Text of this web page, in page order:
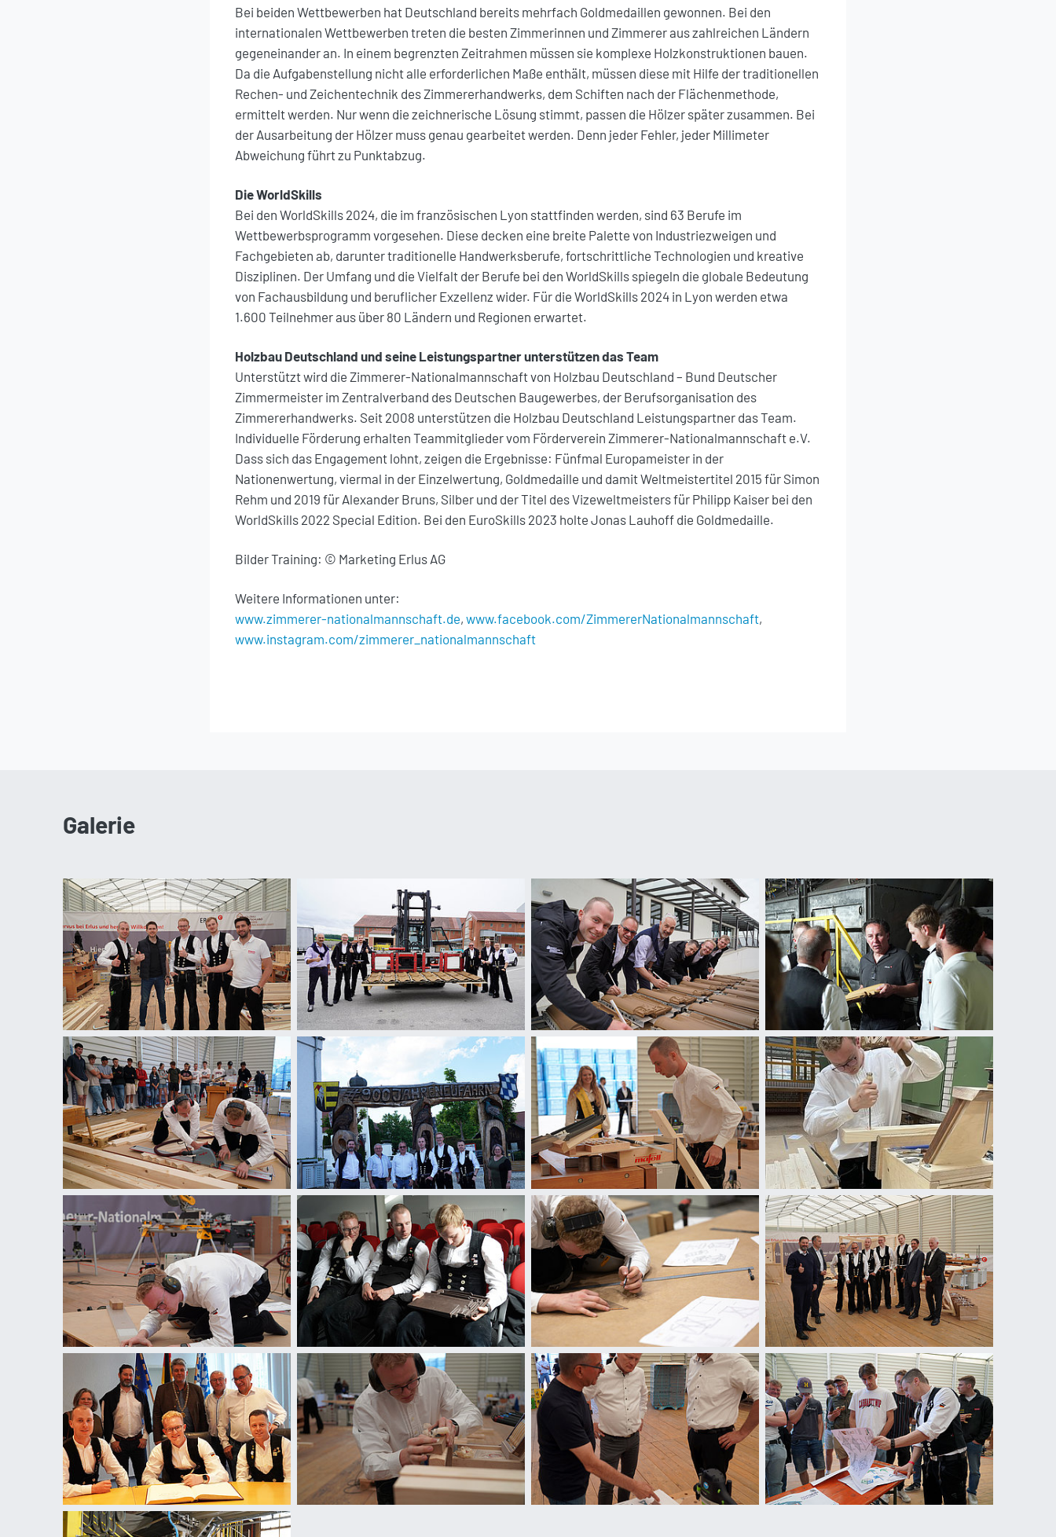
Bei beiden Wettbewerben hat Deutschland bereits mehrfach Goldmedaillen gewonnen. Bei den
internationalen Wettbewerben treten die besten Zimmerinnen und Zimmerer aus zahlreichen Ländern
gegeneinander an. In einem begrenzten Zeitrahmen müssen sie komplexe Holzkonstruktionen bauen.
Da die Aufgabenstellung nicht alle erforderlichen Maße enthält, müssen diese mit Hilfe der traditionellen
Rechen- und Zeichentechnik des Zimmererhandwerks, dem Schiften nach der Flächenmethode,
ermittelt werden. Nur wenn die zeichnerische Lösung stimmt, passen die Hölzer später zusammen. Bei
der Ausarbeitung der Hölzer muss genau gearbeitet werden. Denn jeder Fehler, jeder Millimeter
Abweichung führt zu Punktabzug.
Die WorldSkills
Bei den WorldSkills 2024, die im französischen Lyon stattfinden werden, sind 63 Berufe im
Wettbewerbsprogramm vorgesehen. Diese decken eine breite Palette von Industriezweigen und
Fachgebieten ab, darunter traditionelle Handwerksberufe, fortschrittliche Technologien und kreative
Disziplinen. Der Umfang und die Vielfalt der Berufe bei den WorldSkills spiegeln die globale Bedeutung
von Fachausbildung und beruflicher Exzellenz wider. Für die WorldSkills 2024 in Lyon werden etwa
1.600 Teilnehmer aus über 80 Ländern und Regionen erwartet.
Holzbau Deutschland und seine Leistungspartner unterstützen das Team
Unterstützt wird die Zimmerer-Nationalmannschaft von Holzbau Deutschland – Bund Deutscher
Zimmermeister im Zentralverband des Deutschen Baugewerbes, der Berufsorganisation des
Zimmererhandwerks. Seit 2008 unterstützen die Holzbau Deutschland Leistungspartner das Team.
Individuelle Förderung erhalten Teammitglieder vom Förderverein Zimmerer-Nationalmannschaft e.V.
Dass sich das Engagement lohnt, zeigen die Ergebnisse: Fünfmal Europameister in der
Nationenwertung, viermal in der Einzelwertung, Goldmedaille und damit Weltmeistertitel 2015 für Simon
Rehm und 2019 für Alexander Bruns, Silber und der Titel des Vizeweltmeisters für Philipp Kaiser bei den
WorldSkills 2022 Special Edition. Bei den EuroSkills 2023 holte Jonas Lauhoff die Goldmedaille.
Bilder Training: © Marketing Erlus AG
Weitere Informationen unter:
www.zimmerer-nationalmannschaft.de, www.facebook.com/ZimmererNationalmannschaft,
www.instagram.com/zimmerer_nationalmannschaft
Galerie